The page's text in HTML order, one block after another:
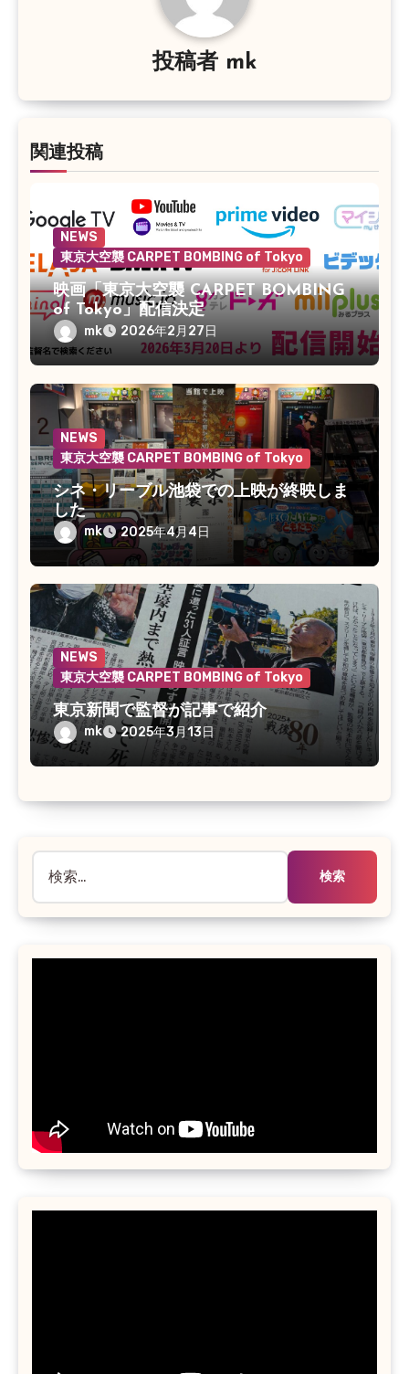
投稿者 mk
関連投稿
NEWS
東京大空襲 CARPET BOMBING of Tokyo
映画「東京大空襲 CARPET BOMBING
of Tokyo」配信決定
mk 2026年2月27日
NEWS
東京大空襲 CARPET BOMBING of Tokyo
シネ・リーブル池袋での上映が終映しま
した
mk 2025年4月4日
NEWS
東京大空襲 CARPET BOMBING of Tokyo
東京新聞で監督が記事で紹介
mk 2025年3月13日